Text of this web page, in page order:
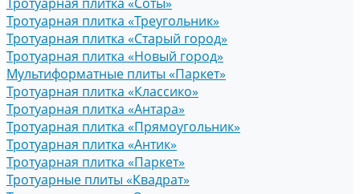
Тротуарная плитка «Треугольник»
Тротуарная плитка «Старый город»
Тротуарная плитка «Новый город»
Мультиформатные плиты «Паркет»
Тротуарная плитка «Классико»
Тротуарная плитка «Антара»
Тротуарная плитка «Прямоугольник»
Тротуарная плитка «Антик»
Тротуарная плитка «Паркет»
Тротуарные плиты «Квадрат»